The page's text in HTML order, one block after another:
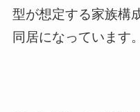
型が想定する家族構
同居になっています。